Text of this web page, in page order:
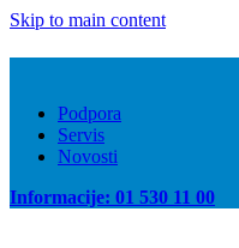
Skip to main content
Podpora
Servis
Novosti
Informacije: 01 530 11 00